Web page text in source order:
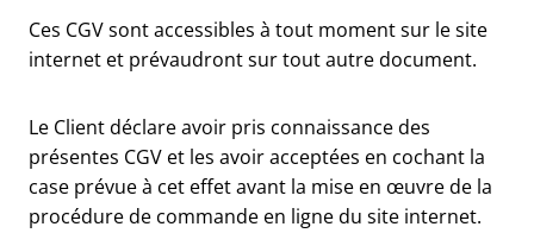
Ces CGV sont accessibles à tout moment sur le site
internet et prévaudront sur tout autre document.
Le Client déclare avoir pris connaissance des
présentes CGV et les avoir acceptées en cochant la
case prévue à cet effet avant la mise en œuvre de la
procédure de commande en ligne du site internet.